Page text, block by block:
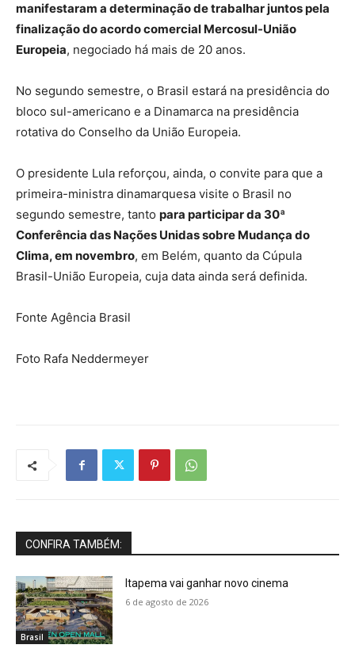
manifestaram a determinação de trabalhar juntos pela
finalização do acordo comercial Mercosul-União
Europeia, negociado há mais de 20 anos.
No segundo semestre, o Brasil estará na presidência do
bloco sul-americano e a Dinamarca na presidência
rotativa do Conselho da União Europeia.
O presidente Lula reforçou, ainda, o convite para que a
primeira-ministra dinamarquesa visite o Brasil no
segundo semestre, tanto para participar da 30ª
Conferência das Nações Unidas sobre Mudança do
Clima, em novembro, em Belém, quanto da Cúpula
Brasil-União Europeia, cuja data ainda será definida.
Fonte Agência Brasil
Foto Rafa Neddermeyer
CONFIRA TAMBÉM:
Brasil
Itapema vai ganhar novo cinema
6 de agosto de 2026